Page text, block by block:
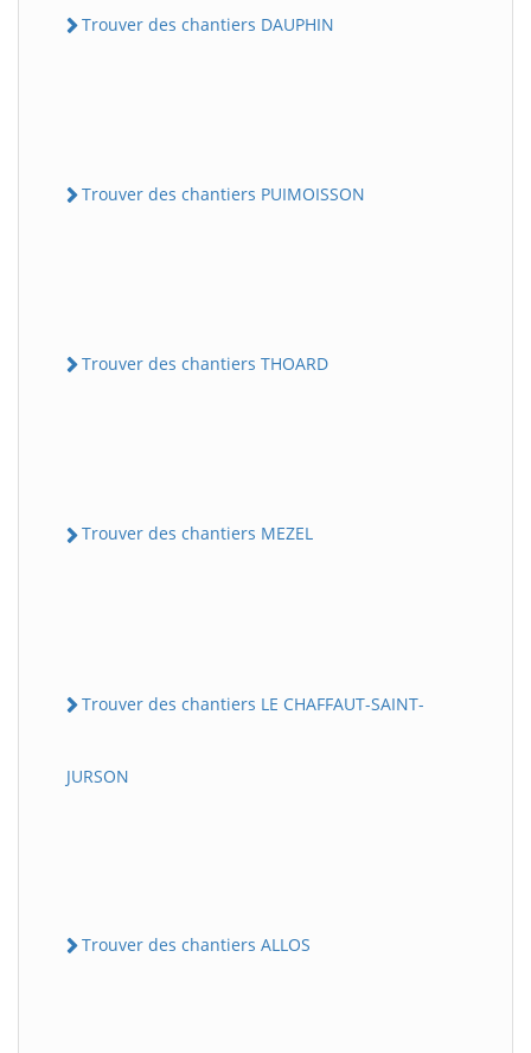
Trouver des chantiers DAUPHIN
Trouver des chantiers PUIMOISSON
Trouver des chantiers THOARD
Trouver des chantiers MEZEL
Trouver des chantiers LE CHAFFAUT-SAINT-
JURSON
Trouver des chantiers ALLOS